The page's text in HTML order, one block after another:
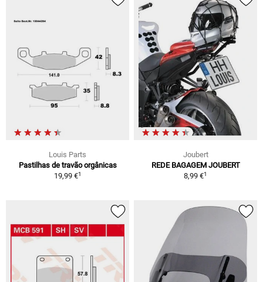
Louis Parts
Pastilhas de travão orgânicas
19,99 €1
Joubert
REDE BAGAGEM JOUBERT
8,99 €1